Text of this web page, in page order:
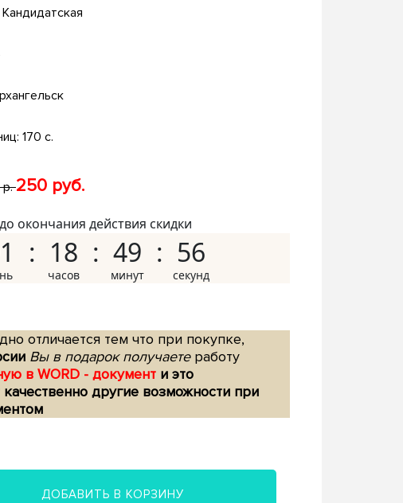
Кандидатская
170 с.
р.250 руб.
до окончания действия скидки
18 49 55
отличается тем что при покупке,
Вы в подарок получаетеработу
в WORD - документ и это
качественно другие возможности при
ДОБАВИТЬ В КОРЗИНУ